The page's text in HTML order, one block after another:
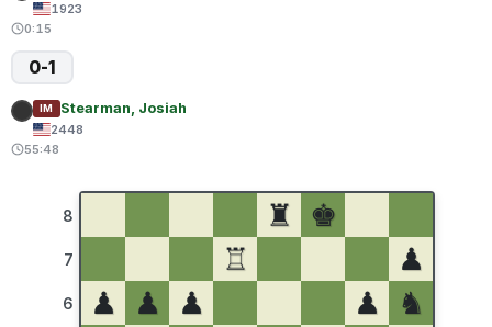
1923
0:15
0-1
IM Stearman, Josiah
2448
55:48
8
7
6
♜
♚
♖
♟
♟
♟ ♟ ♟
♞